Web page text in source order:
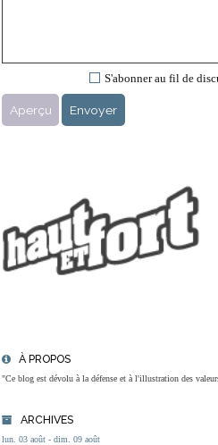
À PROPOS
"Ce blog est dévolu à la défense et à l'illustration des
ARCHIVES
lun. 03 août - dim. 09 août
S'abonner au fil de